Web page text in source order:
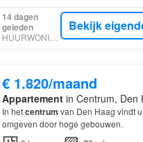
14 dagen
geleden
HUURWONINGEN
Bekijk
€ 1.820/maand
Appartementin Centrum, Den
In hetcentrum van Den Haag vindt
omgeven door hoge gebouwen.